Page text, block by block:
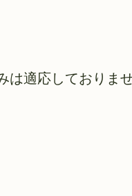
は適応しておりま